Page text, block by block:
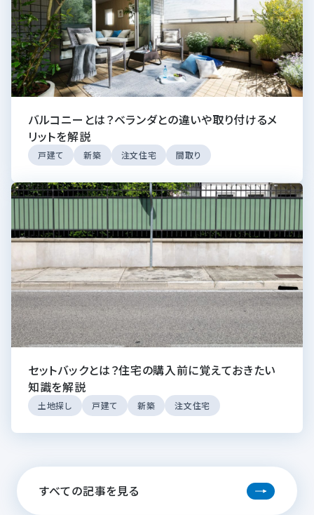
バルコニーとは？ベランダとの違いや取り付けるメ
リットを解説
戸建て 新築 注文住宅 間取り
セットバックとは？住宅の購入前に覚えておきたい
知識を解説
土地探し 戸建て 新築 注文住宅
すべての記事を見る